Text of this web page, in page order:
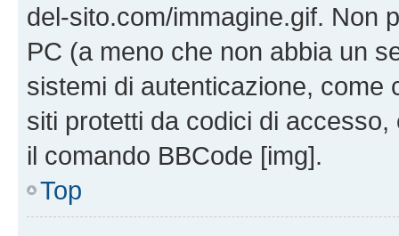
del-sito.com/immagine.gif. Non
PC (a meno che non abbia un
sistemi di autenticazione, come
siti protetti da codici di
il comando BBCode [img].
Top